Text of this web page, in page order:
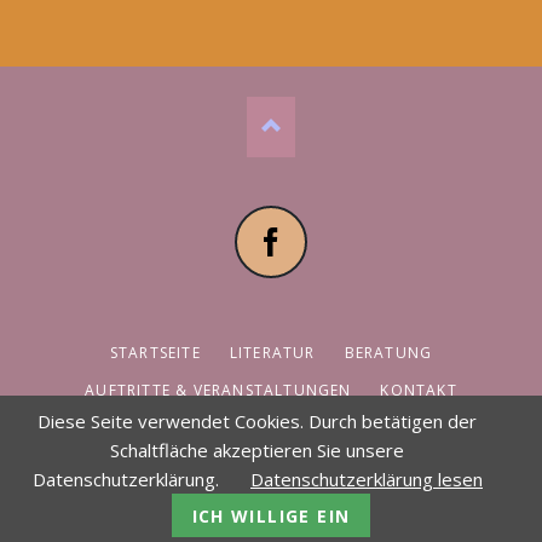
NAVIGATION
STARTSEITE LITERATUR
BERATUNG
AUFTRITTE & VERANSTALTUNGEN
KONTAKT
DATENSCHUTZ / IMPRESSUM
SPENDEN
© Copyright 2026 Bernard Jakoby
Diese Seite verwendet Cookies. Durch betätigen der
Schaltfläche akzeptieren Sie unsere
Datenschutzerklärung.
Datenschutzerklärung lesen
ICH WILLIGE EIN